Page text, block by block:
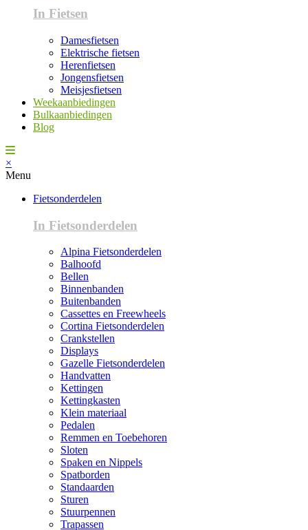
In Fietsen
Damesfietsen
Elektrische fietsen
Herenfietsen
Jongensfietsen
Meisjesfietsen
Weekaanbiedingen
Bulkaanbiedingen
Blog
×
Menu
Fietsonderdelen
In Fietsonderdelen
Alpina Fietsonderdelen
Balhoofd
Bellen
Binnenbanden
Buitenbanden
Cassettes en Freewheels
Cortina Fietsonderdelen
Crankstellen
Displays
Gazelle Fietsonderdelen
Handvatten
Kettingen
Kettingkasten
Klein materiaal
Pedalen
Remmen en Toebehoren
Sloten
Spaken en Nippels
Spatborden
Standaarden
Sturen
Stuurpennen
Trapassen